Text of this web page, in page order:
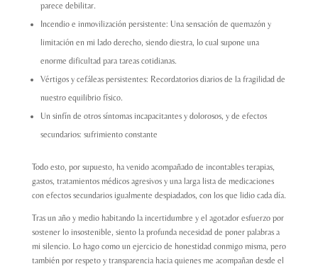
parece debilitar.
Incendio e inmovilización persistente: Una sensación de quemazón y
limitación en mi lado derecho, siendo diestra, lo cual supone una
enorme dificultad para tareas cotidianas.
Vértigos y cefáleas persistentes: Recordatorios diarios de la fragilidad de
nuestro equilibrio físico.
Un sinfín de otros síntomas incapacitantes y dolorosos, y de efectos
secundarios: sufrimiento constante
Todo esto, por supuesto, ha venido acompañado de incontables terapias,
gastos, tratamientos médicos agresivos y una larga lista de medicaciones
con efectos secundarios igualmente despiadados, con los que lidio cada día.
Tras un año y medio habitando la incertidumbre y el agotador esfuerzo por
sostener lo insostenible, siento la profunda necesidad de poner palabras a
mi silencio. Lo hago como un ejercicio de honestidad conmigo misma, pero
también por respeto y transparencia hacia quienes me acompañan desde el